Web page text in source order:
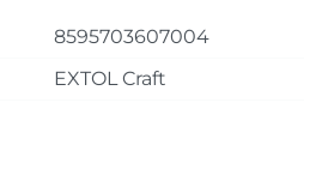
prodejnách je pouze orientační.
8595703607004
EXTOL Craft